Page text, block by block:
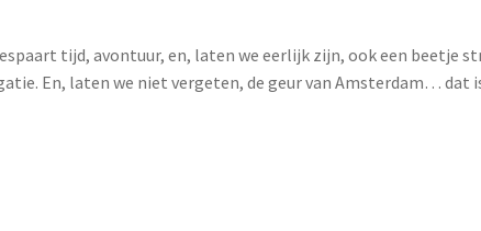
tijd, avontuur, en, laten we eerlijk zijn, ook een beetje
En, laten we niet vergeten, de geur van Amsterdam… dat